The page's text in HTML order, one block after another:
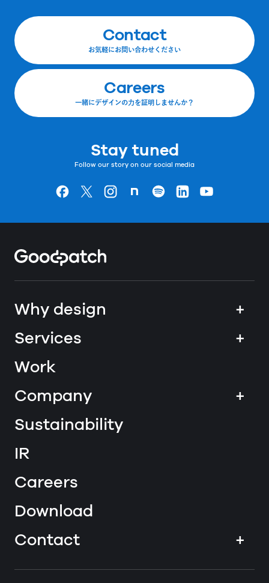
Contact
お気軽にお問い合わせください
Careers
一緒にデザインの力を証明しませんか？
Stay tuned
Follow our story on our social media
Goodpatchの
ページ
Goodpatchの
ページ
Goodpatchの
ページGoodpatchの
ページ
Goodpatchの
ページ
Goodpatchの
ページ
Goodpatchの
Why design
+
Services
+
Work
Company
+
Sustainability
IR
Careers
Download
Contact
+